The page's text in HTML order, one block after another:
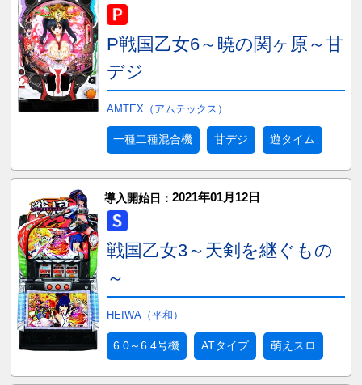
P戦国乙女6～暁の関ヶ原～甘
デジ
AMTEX（アムテックス）
一種二種混合機 甘デジ 遊タイム
導入開始日： 2021年01月12日
戦国乙女3～天剣を継ぐもの
～
HEIWA（平和）
6.0～6.4号機 ATタイプ 萌えスロ